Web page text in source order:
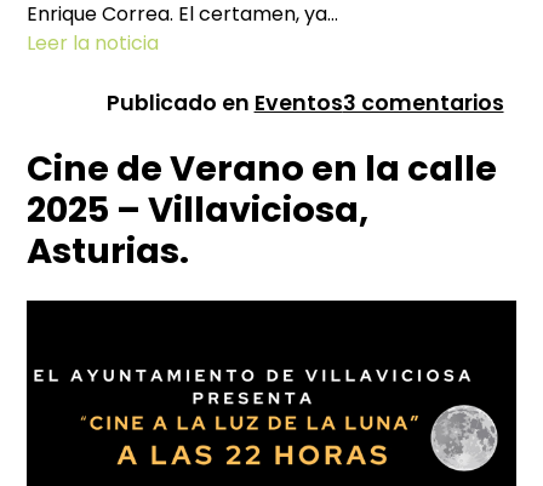
Enrique Correa. El certamen, ya…
Leer la noticia
Publicado en Eventos3 comentariosen
Cine de Verano en la calle
2025 – Villaviciosa,
Asturias.